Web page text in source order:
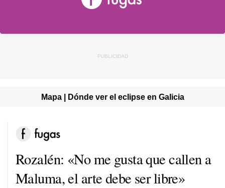
Mapa | Dónde ver el eclipse en Galicia
Rozalén: «No me gusta que callen a
Maluma, el arte debe ser libre»